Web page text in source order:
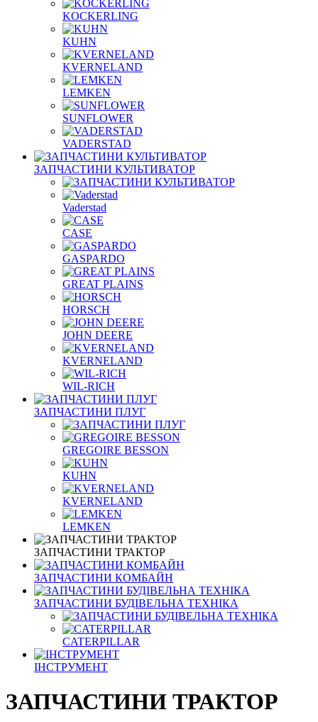
KOCKERLING
KUHN
KVERNELAND
LEMKEN
SUNFLOWER
VADERSTAD
ЗАПЧАСТИНИ КУЛЬТИВАТОР
Vaderstad
CASE
GASPARDO
GREAT PLAINS
HORSCH
JOHN DEERE
KVERNELAND
WIL-RICH
ЗАПЧАСТИНИ ПЛУГ
GREGOIRE BESSON
KUHN
KVERNELAND
LEMKEN
ЗАПЧАСТИНИ ТРАКТОР
ЗАПЧАСТИНИ КОМБАЙН
ЗАПЧАСТИНИ БУДІВЕЛЬНА ТЕХНІКА
CATERPILLAR
ІНСТРУМЕНТ
ЗАПЧАСТИНИ ТРАКТОР